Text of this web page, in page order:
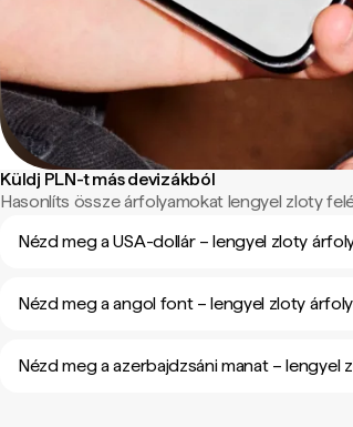
Küldj PLN-t más devizákból
Hasonlíts össze árfolyamokat lengyel zloty
Nézd meg a USA-dollár – lengyel zloty
Nézd meg a angol font – lengyel zloty
Nézd meg a azerbajdzsáni manat – lengyel